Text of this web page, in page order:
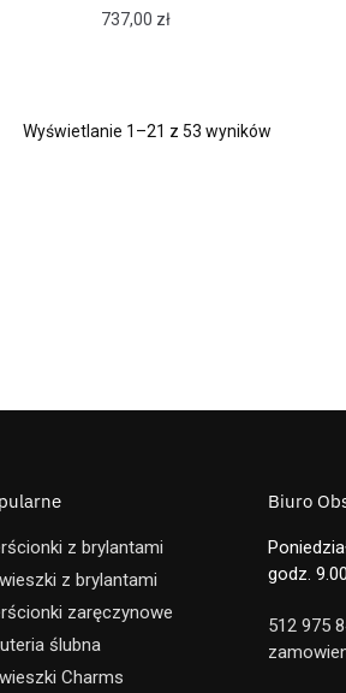
737,00 zł
Wyświetlanie 1–21 z 53 wyników
z brylantami
z brylantami
zaręczynowe
ślubna
Charms
Biuro
godz.
512 975